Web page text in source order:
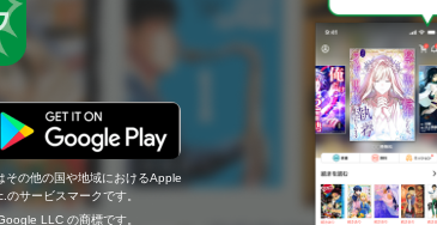
の他の国や地域におけるApple
サービスマークです。
LLC の商標です。